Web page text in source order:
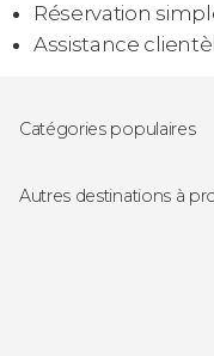
Réservation
Assistance
Catégories populaires
Autres destinations à